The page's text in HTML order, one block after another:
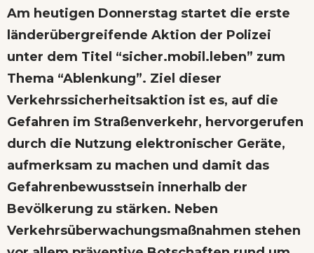
Am heutigen Donnerstag startet die erste
länderübergreifende Aktion der Polizei
unter dem Titel “sicher.mobil.leben” zum
Thema “Ablenkung”. Ziel dieser
Verkehrssicherheitsaktion ist es, auf die
Gefahren im Straßenverkehr, hervorgerufen
durch die Nutzung elektronischer Geräte,
aufmerksam zu machen und damit das
Gefahrenbewusstsein innerhalb der
Bevölkerung zu stärken. Neben
Verkehrsüberwachungsmaßnahmen stehen